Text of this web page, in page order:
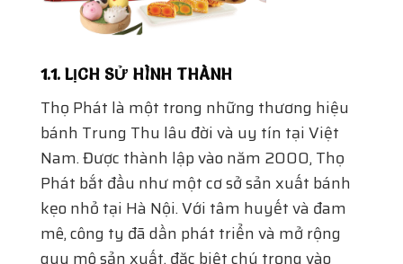
1.1. LỊCH SỬ HÌNH THÀNH
Thọ Phát là một trong những thương hiệu
bánh Trung Thu lâu đời và uy tín tại Việt
Nam. Được thành lập vào năm 2000, Thọ
Phát bắt đầu như một cơ sở sản xuất bánh
kẹo nhỏ tại Hà Nội. Với tâm huyết và đam
mê, công ty đã dần phát triển và mở rộng
quy mô sản xuất, đặc biệt chú trọng vào